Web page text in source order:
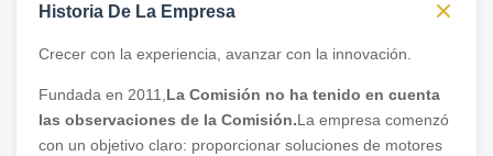
Historia De La Empresa
Crecer con la experiencia, avanzar con la innovación.
Fundada en 2011, La Comisión no ha tenido en cuenta
las observaciones de la Comisión.La empresa comenzó
con un objetivo claro: proporcionar soluciones de motores